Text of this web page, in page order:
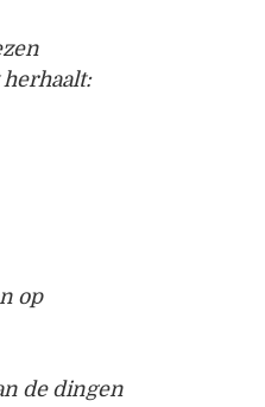
op
de dingen